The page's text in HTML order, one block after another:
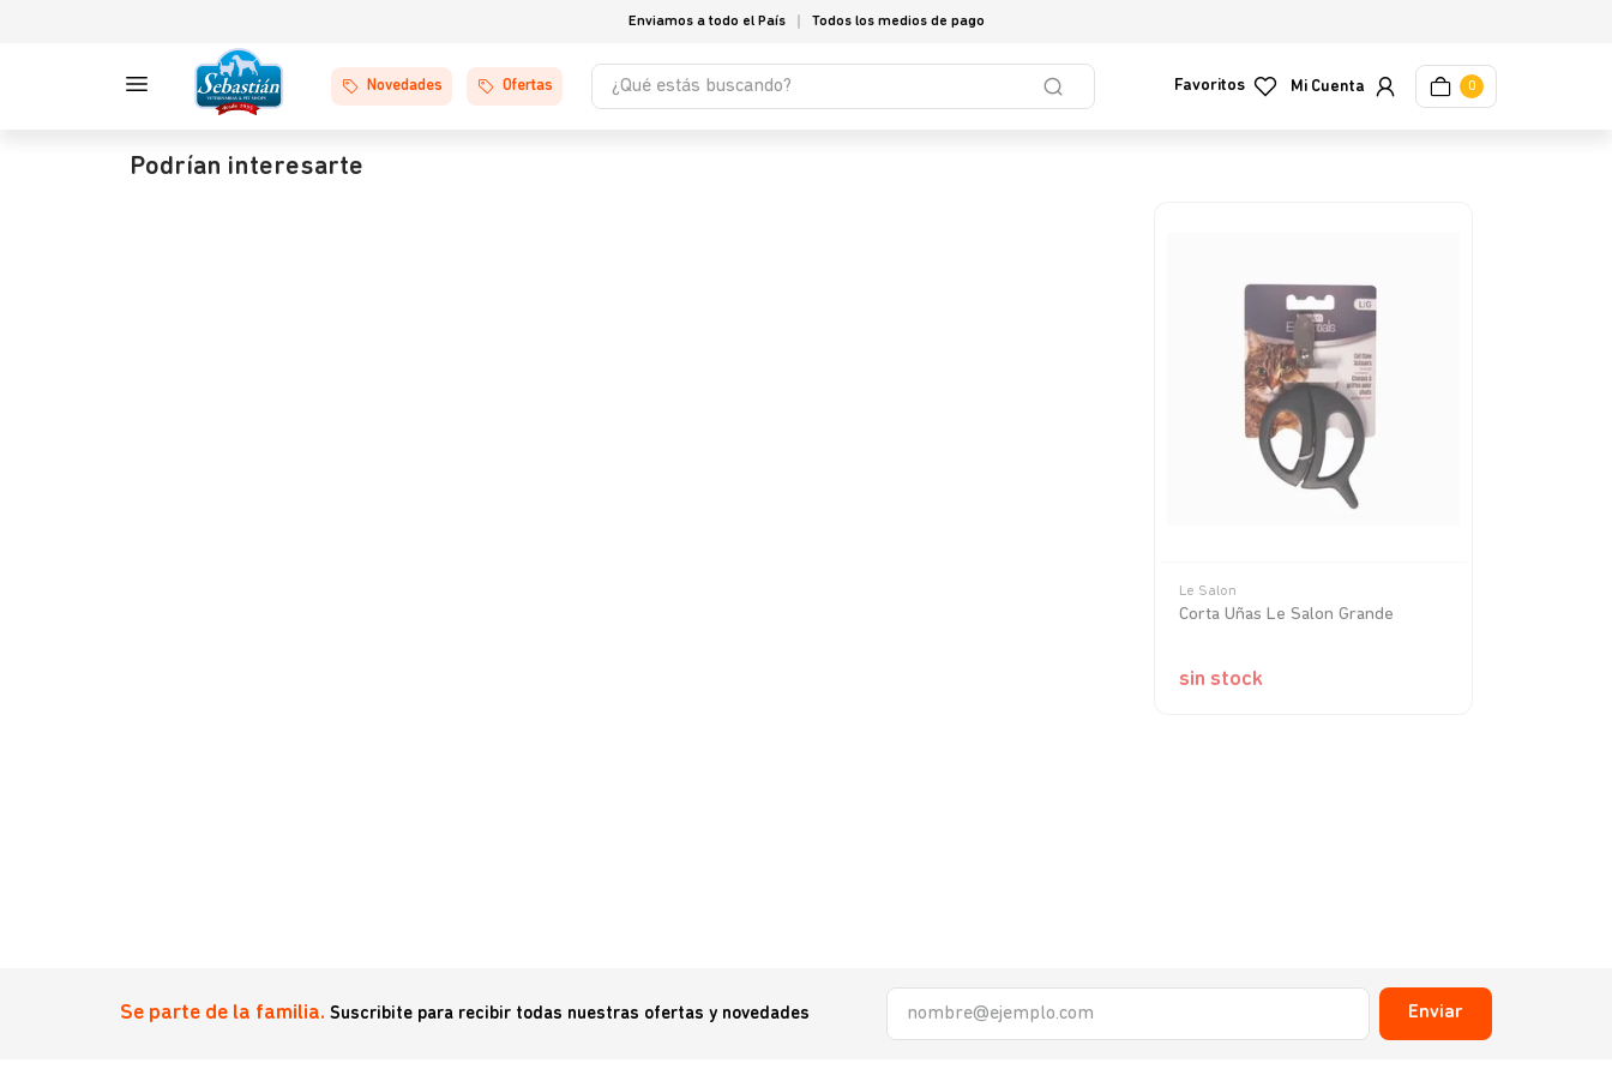
Enviamos a todo el País Todos los medios de pago
Novedades Ofertas
¿Qué estás buscando?
Favoritos 0
Podrían interesarte
Le Salon
Corta Uñas Le Salon Grande
sin stock
Se parte de la familia. Suscribite para recibir todas nuestras ofertas y novedades Enviar